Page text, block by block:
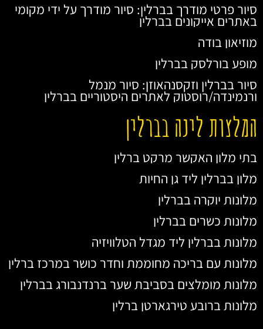
סיור פרטי מודרך בברלין: סיור מודרך על ידי מקומי
באתרים אייקונים בברלין
מוזיאון בודה
מופע בורלסק בברלין
סיור בברלין וזקסנהאוזן: סיור מנמל
ורנמינדה/רוסטוק לאתרים היסטוריים בברלין
המלצות לינה בברלין
בתי מלון האקשר מרקט ברלין
מלון בברלין ליד גן החיות
מלונות יוקרה בברלין
מלונות כשרים בברלין
מלונות בברלין ליד מגדל הטלוויזיה
מלונות עם בריכה מחוממת וחדר כושר במרכז ברלין
מלונות מומלצים בסביבת שער ברנדנבורג בברלין
מלונות ברובע טירגארטן ברלין